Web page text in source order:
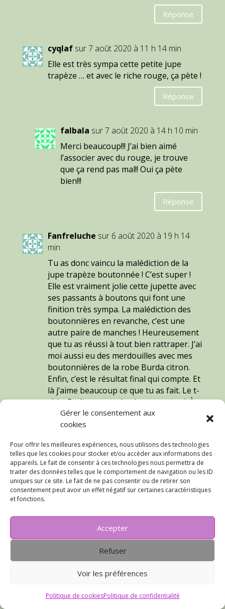
Gérer le consentement aux
cookies
Pour offrir les meilleures expériences, nous utilisons des technologies
telles que les cookies pour stocker et/ou accéder aux informations des
appareils. Le fait de consentir à ces technologies nous permettra de
traiter des données telles que le comportement de navigation ou les ID
uniques sur ce site. Le fait de ne pas consentir ou de retirer son
consentement peut avoir un effet négatif sur certaines caractéristiques
et fonctions.
Accepter
Refuser
Voir les préférences
Politique de cookiesPolitique de confidentialité
Réponse
cyqlaf sur 7 août 2020 à 11 h 14 min
Elle est très sympa cette petite jupe
trapèze … et avec le riche rouge, ça pète !
Réponse
falbala sur 7 août 2020 à 14 h 10 min
Merci beaucoup!!! J’ai bien aimé
l’associer avec du rouge, je trouve
que ça rend pas mal!! Oui ça pète
bien!!!
Réponse
Fanfreluche sur 6 août 2020 à 19 h 14
min
Tu as donc vaincu la malédiction de la
jupe trapèze boutonnée ! C’est super !
Elle est vraiment jolie cette jupette avec
ses passants à boutons qui font une
finition très sympa. La malédiction des
boutonnières en revanche, c’est une
autre paire de manches ! Heureusement
que tu as réussi à tout bien rattraper. J’ai
moi aussi eu des merdouilles avec mes
boutonnières de la robe Burda citron.
Enfin, c’est le résultat final qui compte. Et
là j’aime beaucoup ce que tu as fait. Le t-
shirt Badiane est très chouette aussi. À
bientôt pour de nouveaux projets chez
Marie.
Réponse
falbalasur 7 août 2020 à 14 h 09 min
T’as vu ça hein?! Et elle ne s’ouvre
sont dans le « pipeline »! ben oui faut
rentabiliser le patron!!!
A très bientôt la vacancière (et
n’oublie pas l’anniversaire de